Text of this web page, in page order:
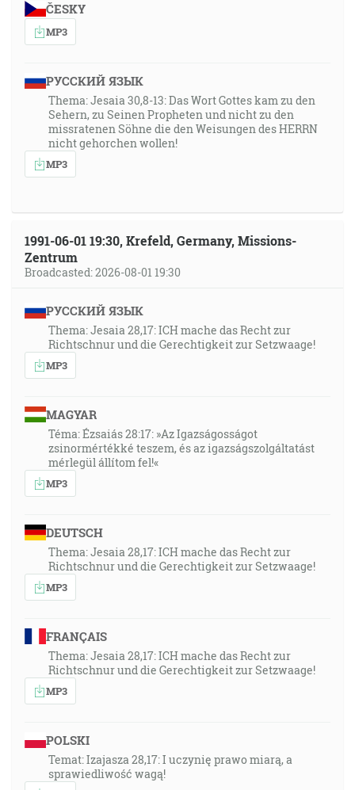
ČESKY
MP3
РУССКИЙ ЯЗЫК
Thema: Jesaia 30,8-13: Das Wort Gottes kam zu den
Sehern, zu Seinen Propheten und nicht zu den
missratenen Söhne die den Weisungen des HERRN
nicht gehorchen wollen!
MP3
1991-06-01 19:30, Krefeld, Germany, Missions-
Zentrum
Broadcasted: 2026-08-01 19:30
РУССКИЙ ЯЗЫК
Thema: Jesaia 28,17: ICH mache das Recht zur
Richtschnur und die Gerechtigkeit zur Setzwaage!
MP3
MAGYAR
Téma: Ézsaiás 28:17: »Az Igazságosságot
zsinormértékké teszem, és az igazságszolgáltatást
mérlegül állítom fel!«
MP3
DEUTSCH
Thema: Jesaia 28,17: ICH mache das Recht zur
Richtschnur und die Gerechtigkeit zur Setzwaage!
MP3
FRANÇAIS
Thema: Jesaia 28,17: ICH mache das Recht zur
Richtschnur und die Gerechtigkeit zur Setzwaage!
MP3
POLSKI
Temat: Izajasza 28,17: I uczynię prawo miarą, a
sprawiedliwość wagą!